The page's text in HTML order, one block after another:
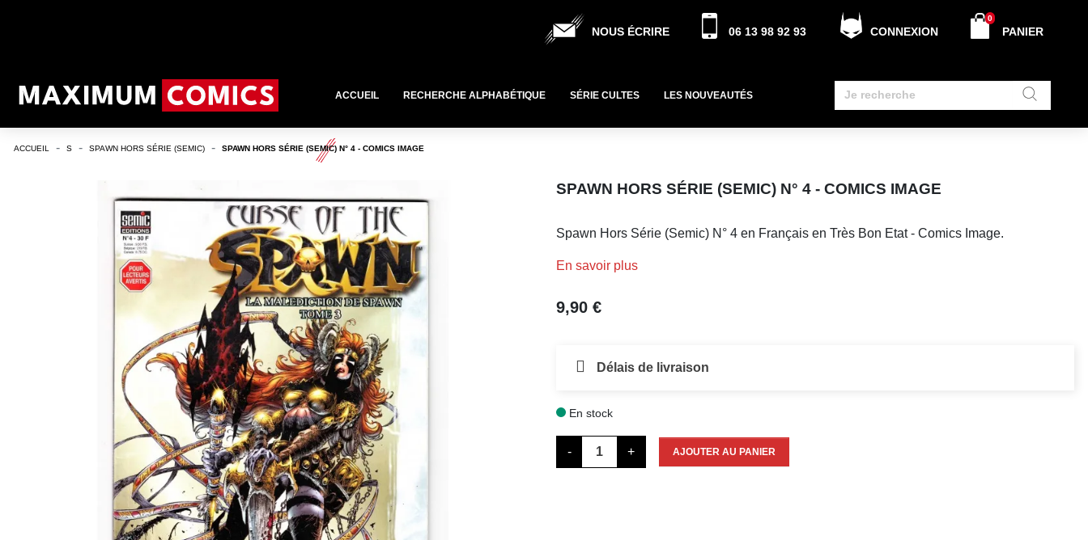
NOUS ÉCRIRE 06 13 98 92 93 CONNEXION PANIER
0
ACCUEIL RECHERCHE ALPHABÉTIQUE SÉRIE CULTES LES NOUVEAUTÉS
ACCUEIL S SPAWN HORS SÉRIE (SEMIC) SPAWN HORS SÉRIE (SEMIC) N° 4 - COMICS IMAGE
SPAWN HORS SÉRIE (SEMIC) N° 4 - COMICS IMAGE
Spawn Hors Série (Semic) N° 4 en Français en Très Bon Etat - Comics Image.
En savoir plus
9,90 €
Délais de livraison
En stock
- + AJOUTER AU PANIER